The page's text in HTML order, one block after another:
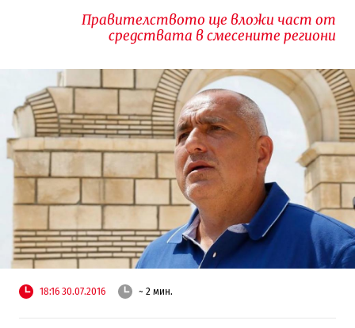
Правителството ще вложи част от
средствата в смесените региони
18:16 30.07.2016 ~ 2 мин.